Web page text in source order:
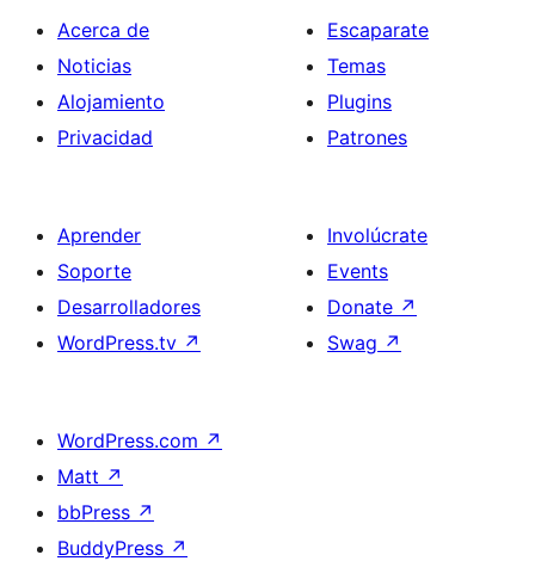
Acerca de
Noticias
Alojamiento
Privacidad
Escaparate
Temas
Plugins
Patrones
Aprender
Soporte
Desarrolladores
WordPress.tv ↗
Involúcrate
Events
Donate ↗
Swag ↗
WordPress.com ↗
Matt ↗
bbPress ↗
BuddyPress ↗